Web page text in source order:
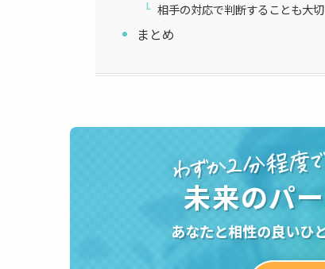
相手の対応で判断することも大切
まとめ